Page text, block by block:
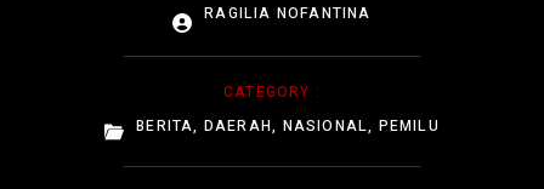
RAGILIA NOFANTINA
CATEGORY :
BERITA, DAERAH, NASIONAL, PEMILU